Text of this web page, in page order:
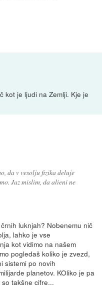
kot je ljudi na Zemlji. Kje je
da v vesolju fizika deluje
Jaz mislim, da alieni ne
luknjah? Nobenemu nič
lahko je vse
kot vidimo na našem
pogledaš koliko je zvezd,
sistemi po novih
planetov. KOliko je pa
takšne cifre...